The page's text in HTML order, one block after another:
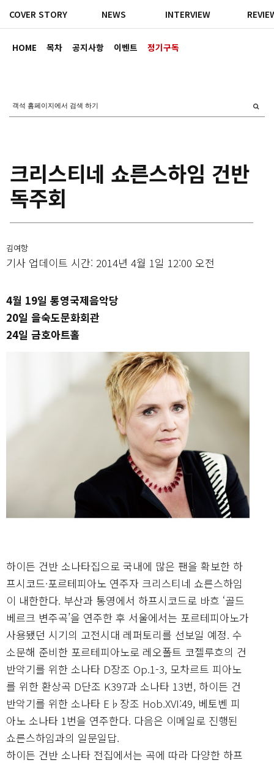
HOME 목차 공지사항 이벤트 정기구독
COVER STORY NEWS INTERVIEW
크리스티네 쇼른스하임 건반
독주회
김여항
기사 업데이트 시간: 2014년 4월 1일 12:00 오전
4월 19일 통영국제음악당
20일 을숙도문화회관
24일 금호아트홀
하이든 건반 소나타집으로 국내에 많은 팬을 확보한 하
프시코드·포르테피아노 연주자 크리스티네 쇼른스하임
이 내한한다. 부산과 통영에서 하프시코드로 바흐 ‘골드
베르크 변주곡’을 연주한 후 서울에서는 포르테피아노가
사용됐던 시기의 고전시대 레퍼토리를 선보일 예정. 수
소문해 준비한 포르테피아노로 레오폴트 코젤루흐의 건
반악기를 위한 소나타 D장조 Op.1-3, 모차르트 피아노
를 위한 환상곡 D단조 K397과 소나타 13번, 하이든 건
반악기를 위한 소나타 E♭장조 Hob.XVI:49, 베토벤 피
아노 소나타 1번을 연주한다. 다음은 이메일로 진행된
쇼른스하임과의 일문일답.
하이든 건반 소나타 전집에서는 곡에 따라 다양한 하프